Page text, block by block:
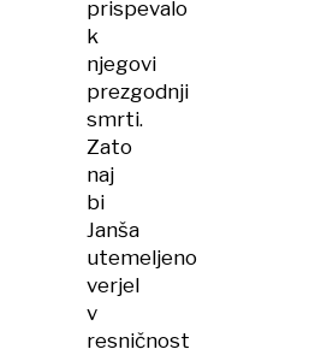
prispevalo
k
njegovi
prezgodnji
smrti.
Zato
naj
bi
Janša
utemeljeno
verjel
v
resničnost